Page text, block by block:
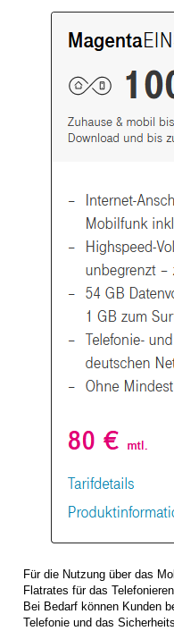
Für die Nutzung über das
Flatrates für das
Bei Bedarf können Kunden
Telefonie und das